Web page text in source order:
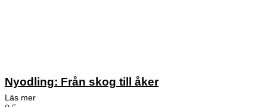
Nyodling: Från skog till åker
Läs mer